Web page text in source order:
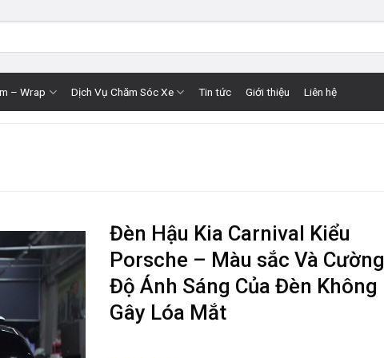
– Wrap Dịch Vụ Chăm Sóc Xe Tin tức Giới thiệu Liên hệ
Đèn Hậu Kia Carnival Kiểu
Porsche – Màu sắc Và Cường
Độ Ánh Sáng Của Đèn Không
Gây Lóa Mắt